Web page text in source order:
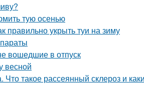
тую осенью
правильно укрыть туи на зиму
вошедшие в отпуск
весной
Что такое рассеянный склероз и